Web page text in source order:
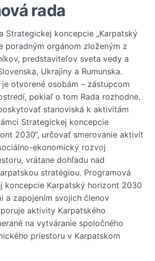
rada
Strategickej koncepcie „Karpatský
poradným orgánom zloženým z
predstaviteľov sveta vedy a
Ukrajiny a Rumunska.
otvorené osobám – zástupcom
pokiaľ o tom Rada rozhodne.
stanoviská k aktivitám
Strategickej koncepcie
2030“, určovať smerovanie aktivít
ekonomický rozvoj
vrátane dohľadu nad
stratégiou. Programová
koncepcie Karpatský horizont 2030
a zapojením svojich členov
aktivity Karpatského
na vytváranie spoločného
priestoru v Karpatskom